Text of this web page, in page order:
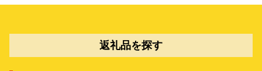
返礼品を探す